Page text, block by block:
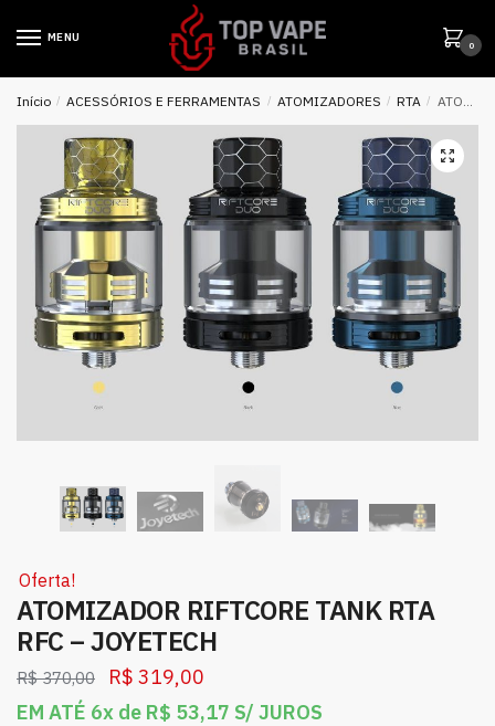
MENU
0
Início / ACESSÓRIOS E FERRAMENTAS / ATOMIZADORES / RTA / ATOMIZADOR RIFTCORE TANK RTA RFC – JOYETECH
Oferta!
ATOMIZADOR RIFTCORE TANK RTA
RFC – JOYETECH
R$370,00 R$ 319,00
EM ATÉ 6x de R$ 53,17 S/ JUROS